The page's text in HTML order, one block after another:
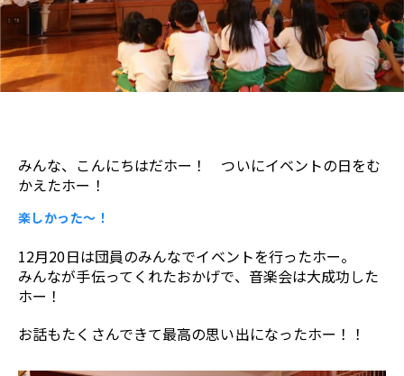
みんな、こんにちはだホー！ ついにイベントの日をむ
かえたホー！
楽しかった～！
12月20日は団員のみんなでイベントを行ったホー。
みんなが手伝ってくれたおかげで、音楽会は大成功した
ホー！
お話もたくさんできて最高の思い出になったホー！！